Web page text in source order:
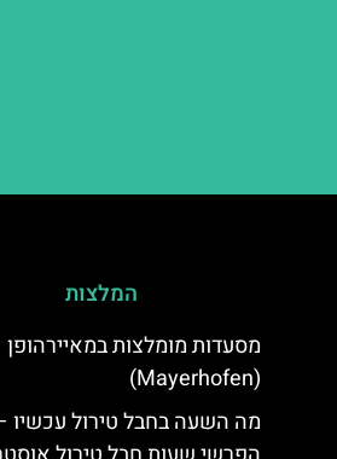
המלצות
מסעדות מומלצות במאיירהופן
(Mayerhofen)
מה השעה בחבל טירול עכשיו